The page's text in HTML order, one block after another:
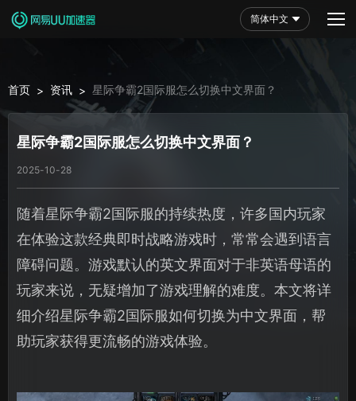
简体中文
首页 > 资讯 > 星际争霸2国际服怎么切换中文界面？
星际争霸2国际服怎么切换中文界面？
2025-10-28
随着星际争霸2国际服的持续热度，许多国内玩家
在体验这款经典即时战略游戏时，常常会遇到语言
障碍问题。游戏默认的英文界面对于非英语母语的
玩家来说，无疑增加了游戏理解的难度。本文将详
细介绍星际争霸2国际服如何切换为中文界面，帮
助玩家获得更流畅的游戏体验。